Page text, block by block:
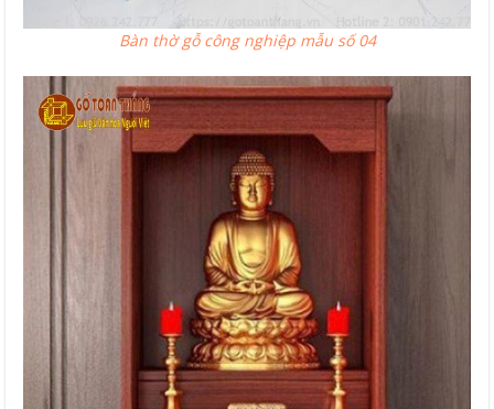
Bàn thờ gỗ công nghiệp mẫu số 04